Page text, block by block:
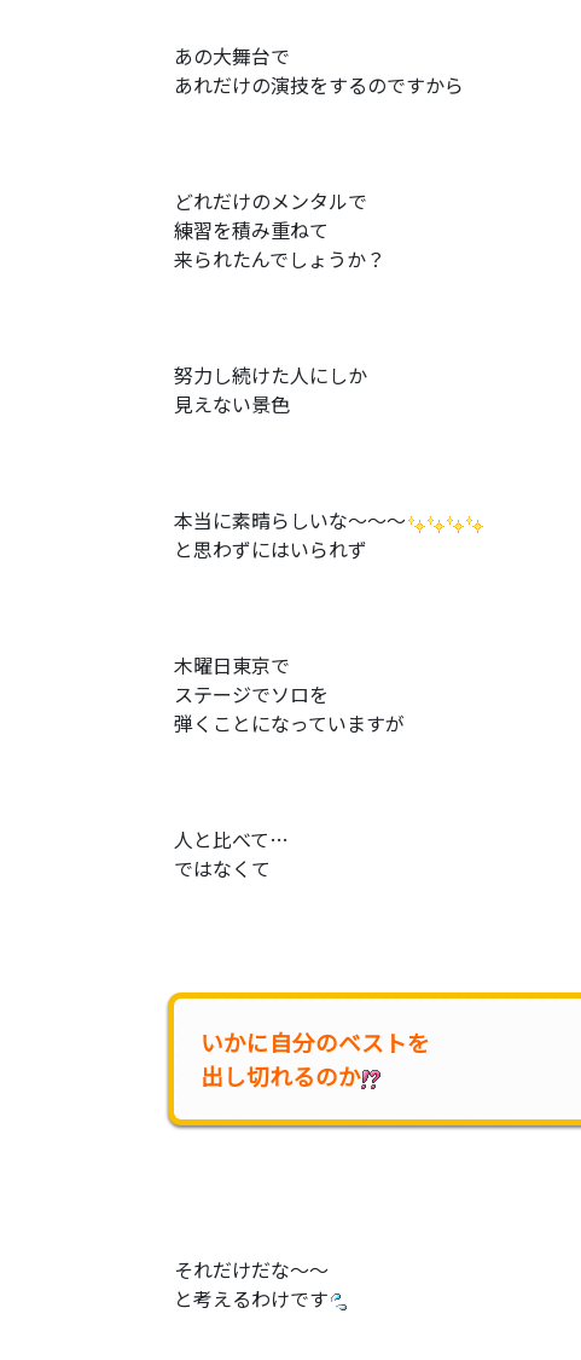
あの大舞台で
あれだけの演技をするのですから
どれだけのメンタルで
練習を積み重ねて
来られたんでしょうか？
努力し続けた人にしか
見えない景色
本当に素晴らしいな〜〜〜
と思わずにはいられず
木曜日東京で
ステージでソロを
弾くことになっていますが
人と比べて…
ではなくて
いかに自分のベストを
出し切れるのか
それだけだな〜〜
と考えるわけです